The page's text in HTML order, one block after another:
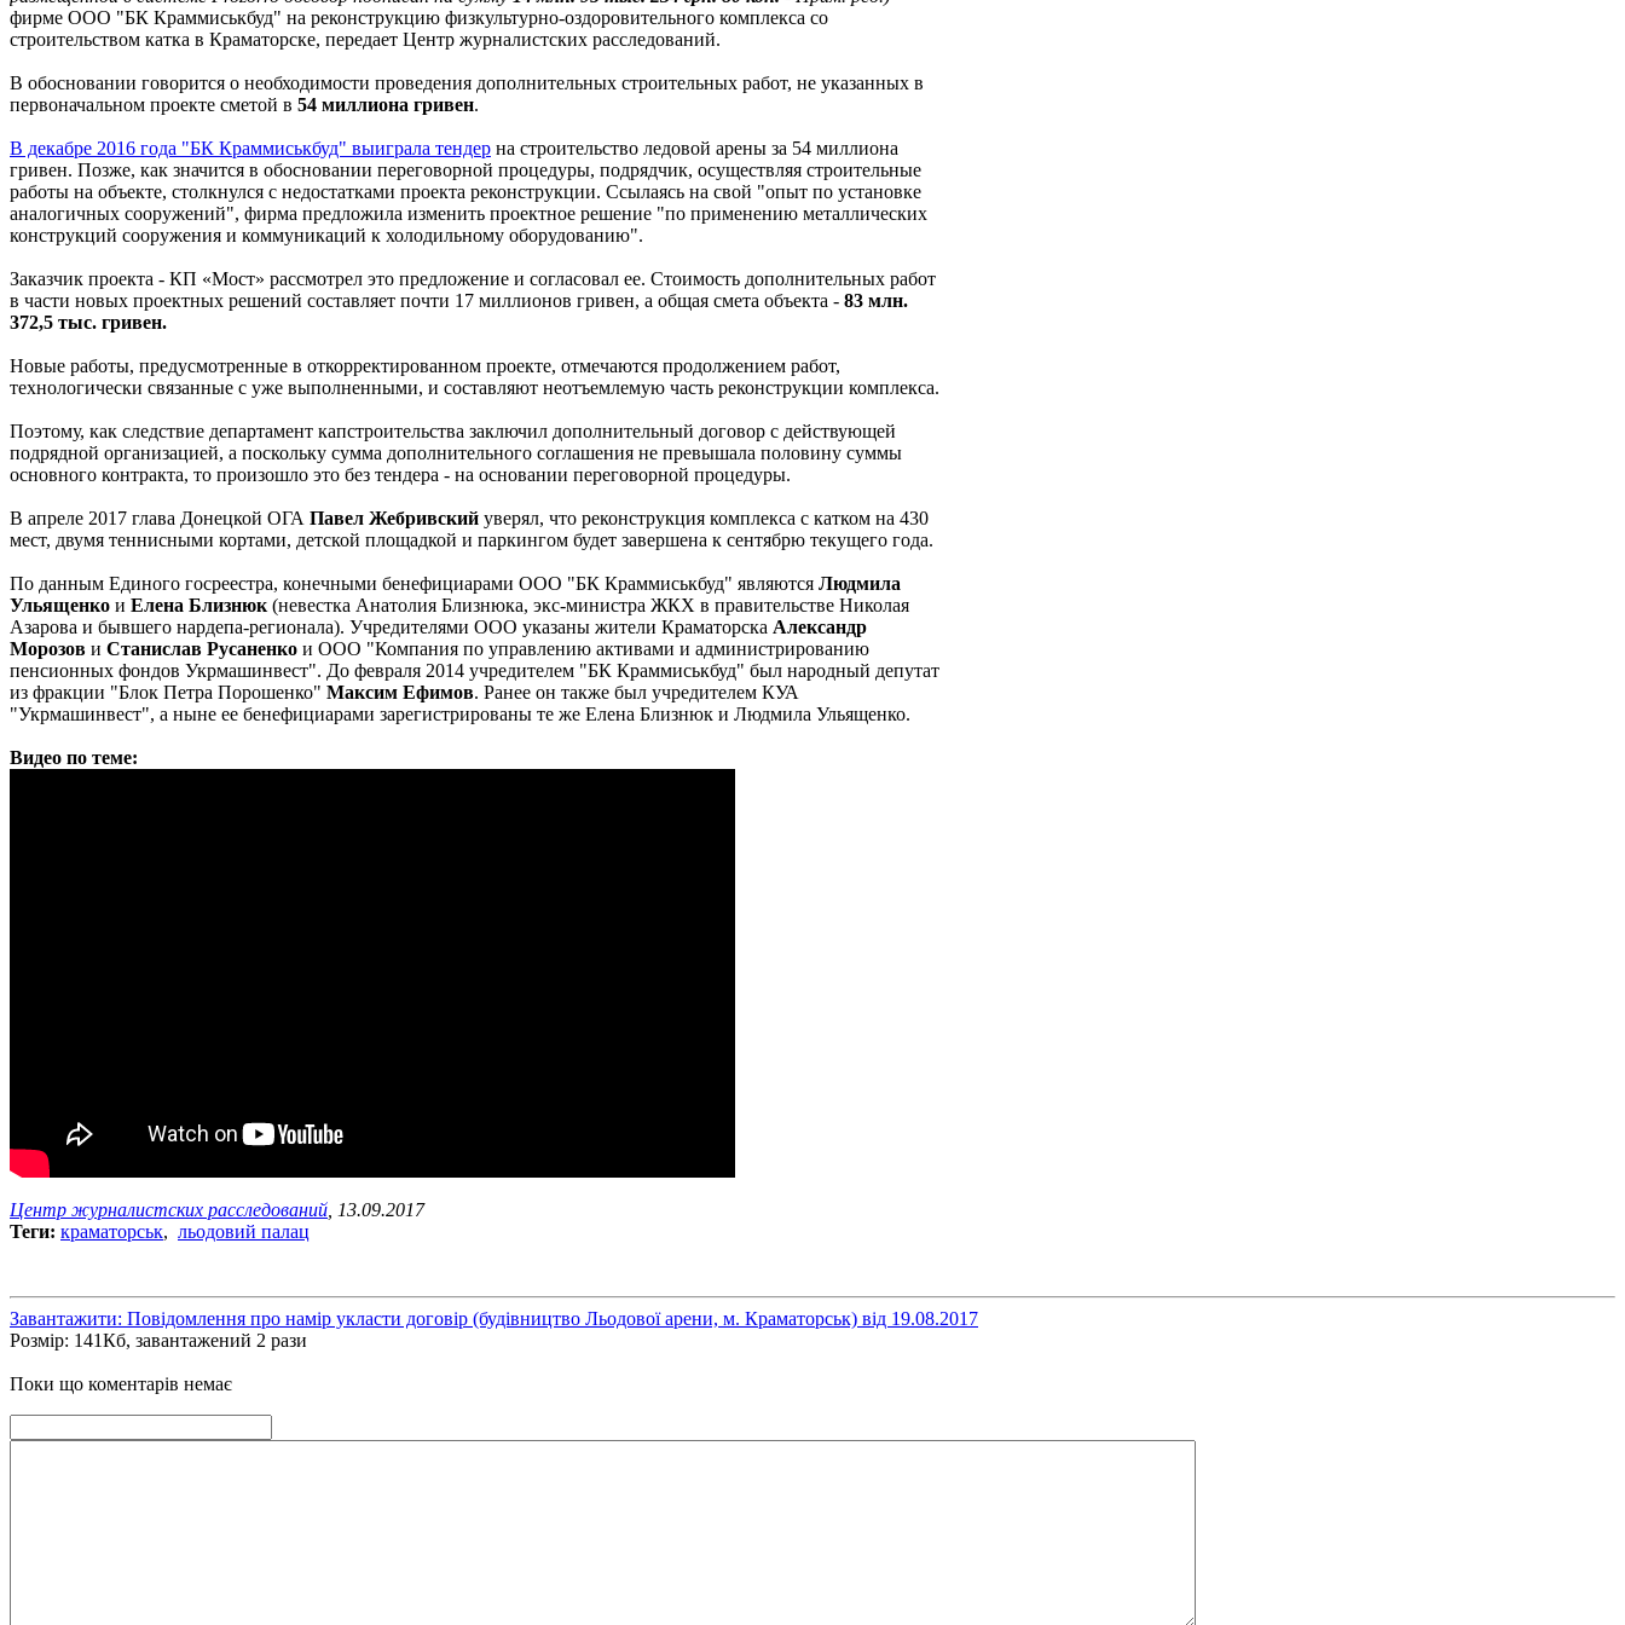
фирме ООО "БК Краммиськбуд" на реконструкцию физкультурно-оздоровительного комплекса со
строительством катка в Краматорске, передает Центр журналистских расследований.
В обосновании говорится о необходимости проведения дополнительных строительных работ, не указанных в
первоначальном проекте сметой в 54 миллиона гривен.
В декабре 2016 года "БК Краммиськбуд" выиграла тендер на строительство ледовой арены за 54 миллиона
гривен. Позже, как значится в обосновании переговорной процедуры, подрядчик, осуществляя строительные
работы на объекте, столкнулся с недостатками проекта реконструкции. Ссылаясь на свой "опыт по установке
аналогичных сооружений", фирма предложила изменить проектное решение "по применению металлических
конструкций сооружения и коммуникаций к холодильному оборудованию".
Заказчик проекта - КП «Мост» рассмотрел это предложение и согласовал ее. Стоимость дополнительных работ
в части новых проектных решений составляет почти 17 миллионов гривен, а общая смета объекта - 83 млн.
372,5 тыс. гривен.
Новые работы, предусмотренные в откорректированном проекте, отмечаются продолжением работ,
технологически связанные с уже выполненными, и составляют неотъемлемую часть реконструкции комплекса.
Поэтому, как следствие департамент капстроительства заключил дополнительный договор с действующей
подрядной организацией, а поскольку сумма дополнительного соглашения не превышала половину суммы
основного контракта, то произошло это без тендера - на основании переговорной процедуры.
В апреле 2017 глава Донецкой ОГА Павел Жебривский уверял, что реконструкция комплекса с катком на 430
мест, двумя теннисными кортами, детской площадкой и паркингом будет завершена к сентябрю текущего года.
По данным Единого госреестра, конечными бенефициарами ООО "БК Краммиськбуд" являются Людмила
Ульященко и Елена Близнюк (невестка Анатолия Близнюка, экс-министра ЖКХ в правительстве Николая
Азарова и бывшего нардепа-регионала). Учредителями ООО указаны жители Краматорска Александр
Морозов и Станислав Русаненко и ООО "Компания по управлению активами и администрированию
пенсионных фондов Укрмашинвест". До февраля 2014 учредителем "БК Краммиськбуд" был народный депутат
из фракции "Блок Петра Порошенко" Максим Ефимов. Ранее он также был учредителем КУА
"Укрмашинвест", а ныне ее бенефициарами зарегистрированы те же Елена Близнюк и Людмила Ульященко.
Видео по теме:
Центр журналистских расследований , 13.09.2017
Теги: краматорськ, льодовий палац
Завантажити: Повідомлення про намір укласти договір (будівництво Льодової арени, м. Краматорськ) від 19.08.2017
Розмір: 141Кб, завантажений 2 рази
Поки що коментарів немає